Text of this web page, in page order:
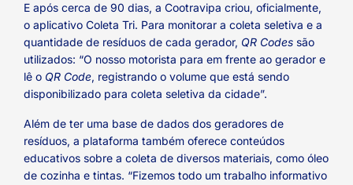
E após cerca de 90 dias, a Cootravipa criou, oficialmente,
o aplicativo Coleta Tri. Para monitorar a coleta seletiva e a
quantidade de resíduos de cada gerador, QR Codes são
utilizados: “O nosso motorista para em frente ao gerador e
lê o QR Code, registrando o volume que está sendo
disponibilizado para coleta seletiva da cidade”.
Além de ter uma base de dados dos geradores de
resíduos, a plataforma também oferece conteúdos
educativos sobre a coleta de diversos materiais, como óleo
de cozinha e tintas. “Fizemos todo um trabalho informativo